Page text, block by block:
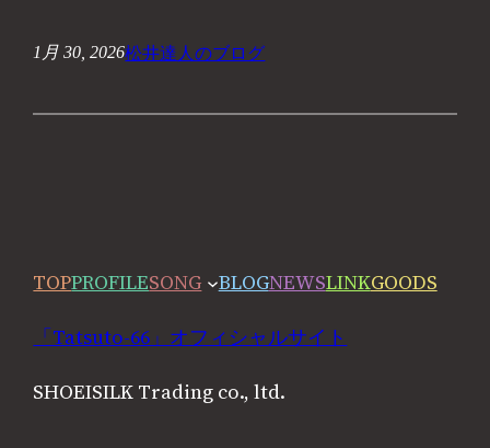
1月 30, 2026松井達人のブログ
TOPPROFILESONG BLOGNEWSLINKGOODS
「Tatsuto-66」オフィシャルサイト
SHOEISILK Trading co., ltd.